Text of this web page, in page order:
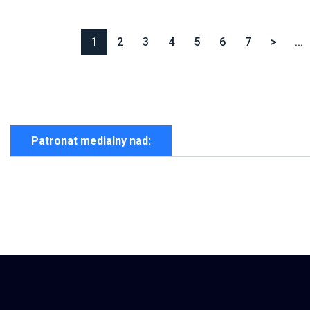
1 2 3 4 5 6 7 > ...
Patronat medialny nad: